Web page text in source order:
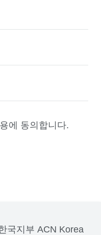
에 동의합니다.
국지부 ACN Korea